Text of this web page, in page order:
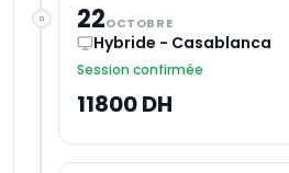
22OCTOBRE
Hybride - Casablanca
Session confirmée
11800 DH